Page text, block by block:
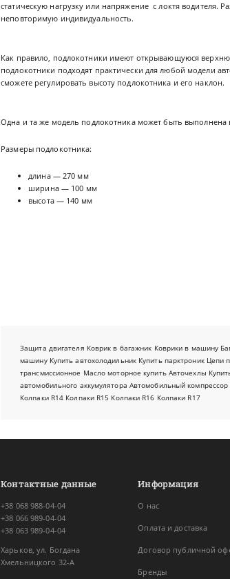
статическую нагрузку или напряжение с локтя
неповторимую индивидуальность.
Как правило, подлокотники имеют открывающуюся
подлокотники подходят практически для любой модели
сможете регулировать высоту подлокотника и его наклон.
Одна и та же модель подлокотника может быть выполнена
Размеры подлокотника:
длина — 270 мм
ширина — 100 мм
высота — 140 мм
Защита двигателя Коврик в багажник Коврики в машину
машину Купить автохолодильник Купить парктроник Цепи
трансмиссионное Масло моторное купить Авточехлы
автомобильного аккумулятора Автомобильный компрессор
Колпаки R14 Колпаки R15 Колпаки R16 Колпаки R17
Контактные данные
+38 068 988-04-04
+38 066 989-04-04
+38 063 989-04-04
Харьков, ул. Богдана
Хмельницкого 32-А
Информация
О нас
Оплата и доставка
Договор публичной
Бренды